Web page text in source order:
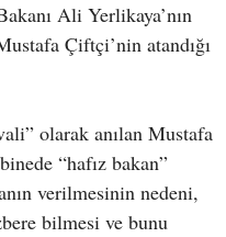
Ali Yerlikaya’nın
Çiftçi’nin atandığı
olarak anılan Mustafa
“hafız bakan”
verilmesinin nedeni,
bilmesi ve bunu